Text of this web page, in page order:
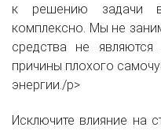
к решению задачи
комплексно. Мы не
средства не
причины плохого
энергии./p>
Исключите влияние на